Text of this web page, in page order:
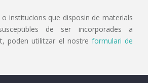
institucions que disposin de materials
de ser incorporades a
poden utilitzar el nostre formulari de